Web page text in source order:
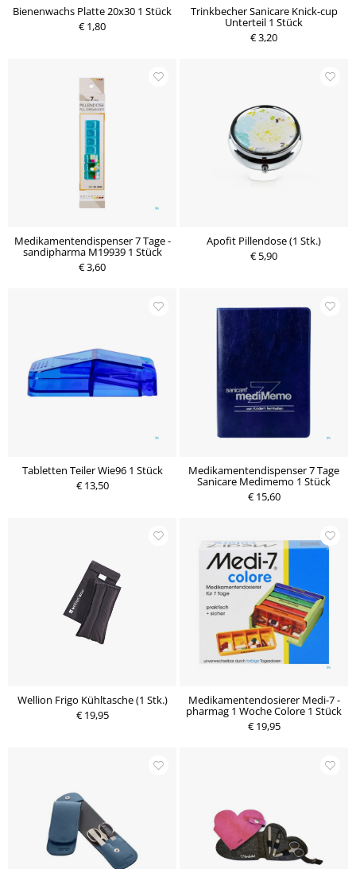
Bienenwachs Platte 20x30 1 Stück
€ 1,80
Trinkbecher Sanicare Knick-cup
Unterteil 1 Stück
€ 3,20
Medikamentendispenser 7 Tage -
sandipharma M19939 1 Stück
€ 3,60
Apofit Pillendose (1 Stk.)
€ 5,90
Tabletten Teiler Wie96 1 Stück
€ 13,50
Medikamentendispenser 7 Tage
Sanicare Medimemo 1 Stück
€ 15,60
Wellion Frigo Kühltasche (1 Stk.)
€ 19,95
Medikamentendosierer Medi-7 -
pharmag 1 Woche Colore 1 Stück
€ 19,95